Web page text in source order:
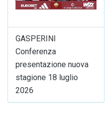
GASPERINI
Conferenza
presentazione nuova
stagione 18 luglio
2026